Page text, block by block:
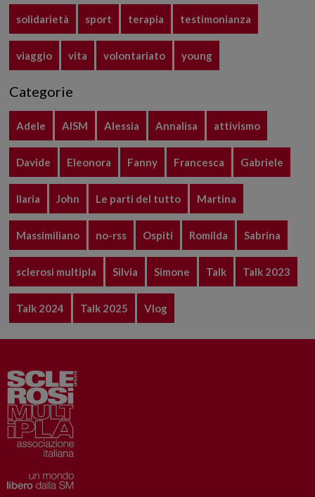
solidarietà sport terapia testimonianza
viaggio vita volontariato young
Categorie
Adele AISM Alessia Annalisa attivismo
Davide Eleonora Fanny Francesca Gabriele
Ilaria John Le parti del tutto Martina
Massimiliano no-rss Ospiti Romilda Sabrina
sclerosi multipla Silvia Simone Talk Talk 2023
Talk 2024 Talk 2025 Vlog